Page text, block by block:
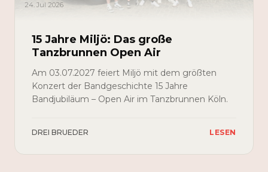
24. Jul 2026
15 Jahre Miljö: Das große
Tanzbrunnen Open Air
Am 03.07.2027 feiert Miljö mit dem größten
Konzert der Bandgeschichte 15 Jahre
Bandjubiläum – Open Air im Tanzbrunnen Köln.
DREI BRUEDER LESEN